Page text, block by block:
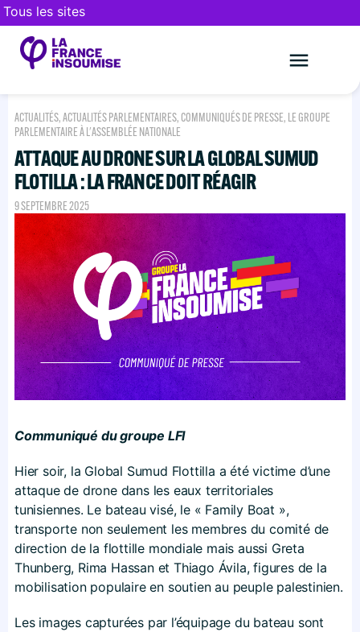
Tous les sites
ACTUALITÉS,ACTUALITÉS PARLEMENTAIRES, COMMUNIQUÉS DE PRESSE, LE GROUPE
PARLEMENTAIRE À L'ASSEMBLÉE NATIONALE
ATTAQUE AU DRONE SUR LA GLOBAL SUMUD
FLOTILLA : LA FRANCE DOIT RÉAGIR
9 SEPTEMBRE 2025
Communiqué du groupe LFI
Hier soir, la Global Sumud Flottilla a été victime d’une
attaque de drone dans les eaux territoriales
tunisiennes. Le bateau visé, le « Family Boat »,
transporte non seulement les membres du comité de
direction de la flottille mondiale mais aussi Greta
Thunberg, Rima Hassan et Thiago Ávila, figures de la
mobilisation populaire en soutien au peuple palestinien.
Les images capturées par l’équipage du bateau sont